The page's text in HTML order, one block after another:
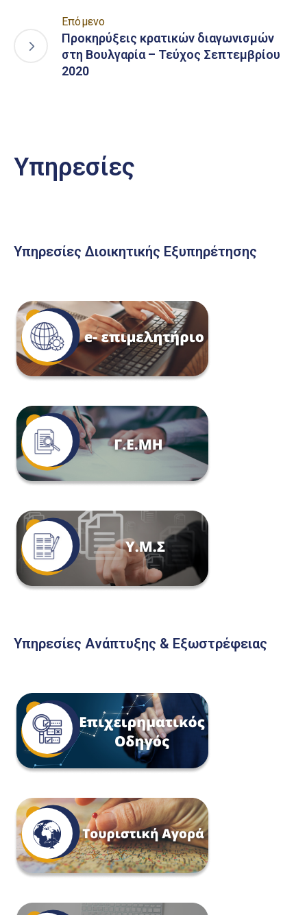
Επόμενο
Προκηρύξεις κρατικών διαγωνισμών
στη Βουλγαρία – Τεύχος Σεπτεμβρίου
2020
Υπηρεσίες
Υπηρεσίες Διοικητικής Εξυπηρέτησης
Υπηρεσίες Ανάπτυξης & Εξωστρέφειας